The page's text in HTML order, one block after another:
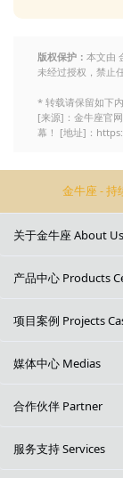
版权保护： 本文由
未经过授权，禁止
* 转载请保留如下内
[来源]：金牛座官
幕！ [地址]：
金牛座 - 持
关于金牛座 About Us
产品中心 Products
项目案例 Projects
媒体中心 Medias
合作伙伴 Partner
服务支持 Services